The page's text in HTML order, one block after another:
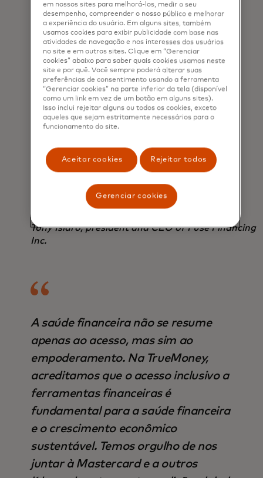
inovação e conhecimentos focados
em dispositivos móveis para ajudar a
fortalecer a resiliência financeira nos
mercados emergentes. Aguardamos
também com expectativa aprender
com os outros membros da
coligação, cujas diversas experiências
e melhores práticas podem ajudar-
nos a melhorar ainda mais as nossas
soluções. Juntos, podemos acelerar o
progresso rumo a uma economia
digital verdadeiramente inclusiva.
Tony Isidro, president and CEO of Fuse Financing
Inc.
A saúde financeira não se resume
apenas ao acesso, mas sim ao
empoderamento. Na TrueMoney,
acreditamos que o acesso inclusivo a
ferramentas financeiras é
fundamental para a saúde financeira
e o crescimento econômico
sustentável. Temos orgulho de nos
juntar à Mastercard e a outros
em nossos sites para melhorá-los, medir o seu
desempenho, compreender o nosso público e melhorar
a experiência do usuário. Em alguns sites, também
usamos cookies para exibir publicidade com base nas
atividades de navegação e nos interesses dos usuários
no site e em outros sites. Clique em “Gerenciar
cookies” abaixo para saber quais cookies usamos neste
site e por quê. Você sempre poderá alterar suas
preferências de consentimento usando a ferramenta
“Gerenciar cookies” na parte inferior da tela (disponível
como um link em vez de um botão em alguns sites).
Isso inclui rejeitar alguns ou todos os cookies, exceto
aqueles que sejam estritamente necessários para o
funcionamento do site.
Aceitar cookies Rejeitar todos
Gerenciar cookies